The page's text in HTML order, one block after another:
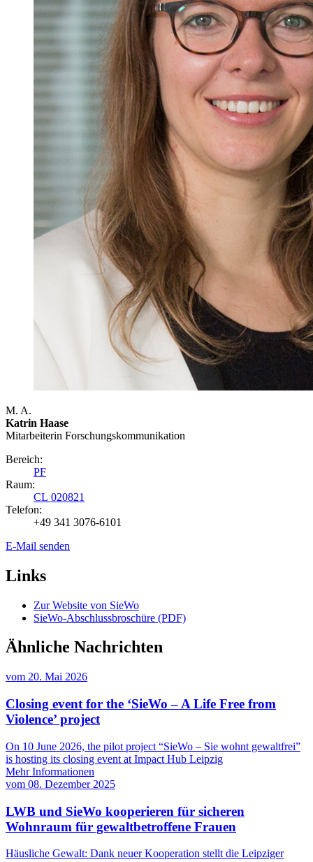
M. A.
Katrin Haase
Mitarbeiterin Forschungs­kommunikation
Bereich:
PF
Raum:
CL 020821
Telefon:
+49 341 3076-6101
E-Mail senden
Links
Zur Website von SieWo
SieWo-Abschlussbroschüre (PDF)
Ähnliche Nachrichten
vom 20. Mai 2026
Closing event for the ‘SieWo – A Life Free from
Violence’ project
On 10 June 2026, the pilot project “SieWo – Sie wohnt gewaltfrei”
is hosting its closing event at Impact Hub Leipzig
Mehr Informationen
vom 08. Dezember 2025
LWB und SieWo kooperieren für sicheren
Wohnraum für gewaltbetroffene Frauen
Häusliche Gewalt: Dank neuer Kooperation stellt die Leipziger